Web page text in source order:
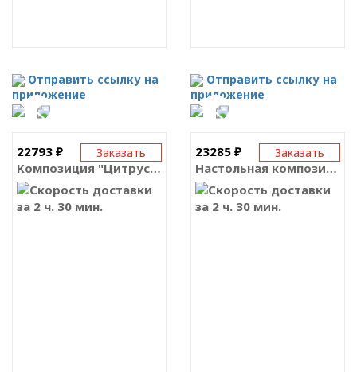
Отправить ссылку на
приложение
Отправить ссылку на
приложение
Заказать
23285 ₽
Настольная композиция «Счастье везде!»
за 2 ч. 30 мин.
Заказать
22793 ₽
Композиция "Цитрусовый танец"
за 2 ч. 30 мин.